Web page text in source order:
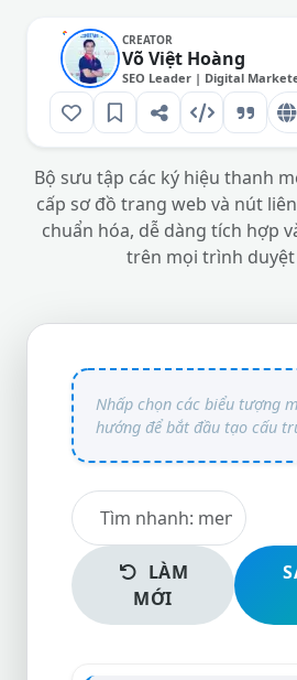
CREATOR
Võ Việt Hoàng
SEO Leader | Digital
Bộ sưu tập các ký hiệu thanh
cấp sơ đồ trang web và nút
chuẩn hóa, dễ dàng tích hợp
trên mọi trình
LÀM
MỚI